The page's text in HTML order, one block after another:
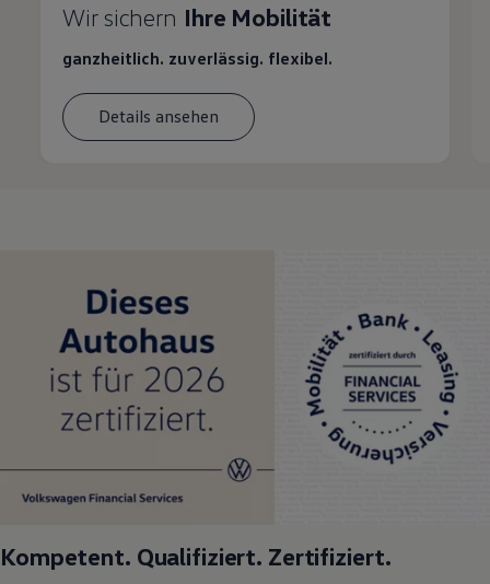
Wir sichern Ihre Mobilität
ganzheitlich. zuverlässig. flexibel.
Details ansehen
Kompetent. Qualifiziert. Zertifiziert.